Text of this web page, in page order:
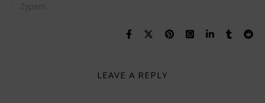
Zypern
LEAVE A REPLY